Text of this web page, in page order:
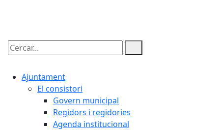
Cercar:
Ajuntament
El consistori
Govern municipal
Regidors i regidories
Agenda institucional